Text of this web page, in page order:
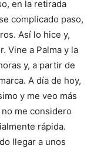
en la retirada
complicado paso,
Así lo hice y,
Vine a Palma y la
y, a partir de
A día de hoy,
y me veo más
me considero
rápida.
llegar a unos